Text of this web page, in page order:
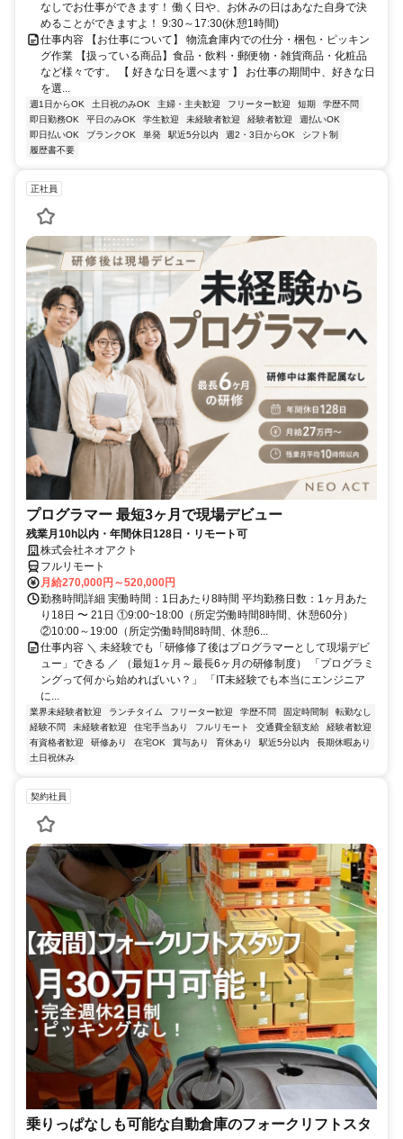
なしでお仕事ができます！ 働く日や、お休みの日はあなた自身で決
めることができますよ！ 9:30～17:30(休憩1時間)
仕事内容 【お仕事について】 物流倉庫内での仕分・梱包・ピッキン
グ作業 【扱っている商品】食品・飲料・郵便物・雑貨商品・化粧品
など様々です。 【 好きな日を選べます 】 お仕事の期間中、好きな日
を選...
週1日からOK 土日祝のみOK 主婦・主夫歓迎 フリーター歓迎 短期
学歴不問
即日勤務OK
平日のみOK 学生歓迎 未経験者歓迎 経験者歓迎
週払いOK
即日払いOK
ブランクOK 単発 駅近5分以内 週2・3日からOK
シフト制
履歴書不要
正社員
プログラマー 最短3ヶ月で現場デビュー
残業月10h以内・年間休日128日・リモート可
株式会社ネオアクト
フルリモート
月給270,000円～520,000円
勤務時間詳細 実働時間：1日あたり8時間 平均勤務日数：1ヶ月あた
り18日 〜 21日 ①9:00~18:00（所定労働時間8時間、休憩60分）
②10:00～19:00（所定労働時間8時間、休憩6...
仕事内容 ＼ 未経験でも「研修修了後はプログラマーとして現場デビ
ュー」できる ／ （最短1ヶ月～最長6ヶ月の研修制度） 「プログラミ
ングって何から始めればいい？」 「IT未経験でも本当にエンジニア
に...
業界未経験者歓迎 ランチタイム フリーター歓迎 学歴不問 固定時間制
転勤なし
経験不問
未経験者歓迎 住宅手当あり フルリモート 交通費全額支給
経験者歓迎
有資格者歓迎
研修あり 在宅OK 賞与あり 育休あり 駅近5分以内
長期休暇あり
土日祝休み
契約社員
乗りっぱなしも可能な自動倉庫のフォークリフトスタ